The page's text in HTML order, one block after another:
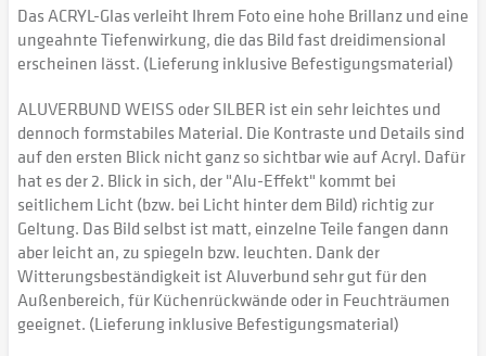
Das ACRYL-Glas verleiht Ihrem Foto eine hohe Brillanz und eine
ungeahnte Tiefenwirkung, die das Bild fast dreidimensional
erscheinen lässt. (Lieferung inklusive Befestigungsmaterial)
ALUVERBUND WEISS oder SILBER ist ein sehr leichtes und
dennoch formstabiles Material. Die Kontraste und Details sind
auf den ersten Blick nicht ganz so sichtbar wie auf Acryl. Dafür
hat es der 2. Blick in sich, der "Alu-Effekt" kommt bei
seitlichem Licht (bzw. bei Licht hinter dem Bild) richtig zur
Geltung. Das Bild selbst ist matt, einzelne Teile fangen dann
aber leicht an, zu spiegeln bzw. leuchten. Dank der
Witterungsbeständigkeit ist Aluverbund sehr gut für den
Außenbereich, für Küchenrückwände oder in Feuchträumen
geeignet. (Lieferung inklusive Befestigungsmaterial)